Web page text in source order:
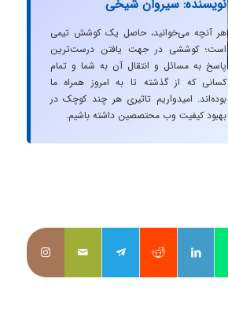
نویسنده: سیروان شیخی
هر آنچه می‌خوانید، حاصل یک کوشش تیمی
است؛ کوششی در جهت یافتن درست‌ترین
پاسخ به مسائل و انتقال آن به شما و تمام
کسانی که از گذشته تا به امروز همراه ما
بوده‌اند. امیدواریم تاثیری هر چند کوچک در
بهبود کیفیت وب محتصصین داشته باشیم.